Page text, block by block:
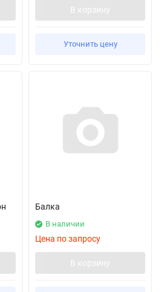
В корзину
Уточнить цену
Балка
В наличии
Цена по запросу
В корзину